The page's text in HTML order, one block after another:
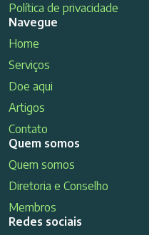
Política de privacidade
Navegue
Home
Serviços
Doe aqui
Artigos
Contato
Quem somos
Quem somos
Diretoria e Conselho
Membros
Redes sociais